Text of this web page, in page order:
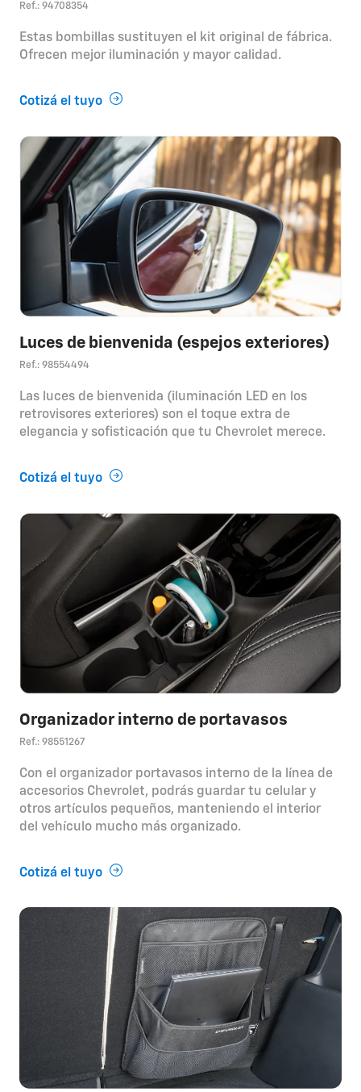
Ref.: 94708354
Estas bombillas sustituyen el kit original de fábrica.
Ofrecen mejor iluminación y mayor calidad.
Cotizá el tuyo
Luces de bienvenida (espejos exteriores)
Ref.: 98554494
Las luces de bienvenida (iluminación LED en los
retrovisores exteriores) son el toque extra de
elegancia y sofisticación que tu Chevrolet merece.
Cotizá el tuyo
Organizador interno de portavasos
Ref.: 98551267
Con el organizador portavasos interno de la línea de
accesorios Chevrolet, podrás guardar tu celular y
otros artículos pequeños, manteniendo el interior
del vehículo mucho más organizado.
Cotizá el tuyo